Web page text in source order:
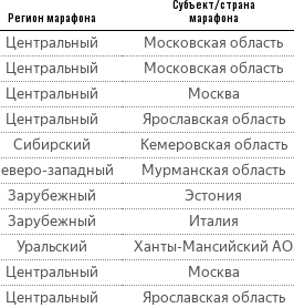
Регион марафона
Субъект/страна
марафона
Центральный Московская область
Центральный Московская область
Центральный Москва
Центральный Ярославская область
Сибирский Кемеровская область
западный Мурманская область
Зарубежный Эстония
Зарубежный Италия
Уральский Ханты-Мансийский АО
Центральный Москва
Центральный Ярославская область